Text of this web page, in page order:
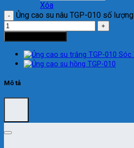
Xóa
Ủng cao su nâu TGP-010 số lượng
Mô tả